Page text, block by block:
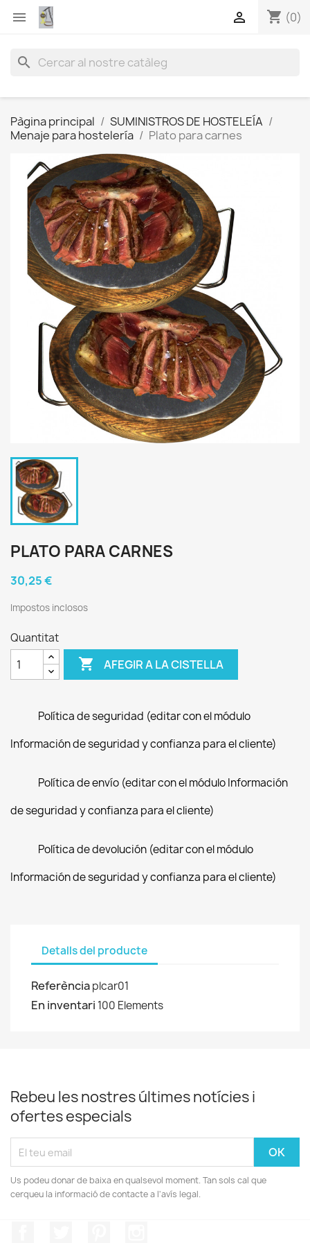
 shopping_cart (0)

search
Pàgina principal
SUMINISTROS DE HOSTELEÍA
Menaje para hostelería
Plato para carnes
PLATO PARA CARNES
30,25 €
Impostos inclosos
Quantitat
 AFEGIR A LA CISTELLA
Política de seguridad (editar con el módulo
Información de seguridad y confianza para el cliente)
Política de envío (editar con el módulo Información
de seguridad y confianza para el cliente)
Política de devolución (editar con el módulo
Información de seguridad y confianza para el cliente)
Detalls del producte
Referènciaplcar01
En inventari 100 Elements
Rebeu les nostres últimes notícies i
ofertes especials
Us podeu donar de baixa en qualsevol moment. Tan sols cal que
cerqueu la informació de contacte a l'avís legal.